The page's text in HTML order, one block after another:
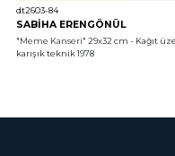
dt2603-84
SABİHA ERENGÖNÜL
"Meme Kanseri" 29x32 cm - Kağıt
karışık teknik 1978